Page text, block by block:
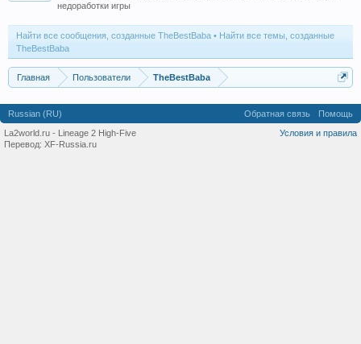
недоработки игры
Найти все сообщения, созданные TheBestBaba
Найти все темы, созданные
TheBestBaba
Главная Пользователи TheBestBaba
Russian (RU) Обратная связь
Помощь
Условия и правила
La2world.ru - Lineage 2 High-Five
Перевод: XF-Russia.ru